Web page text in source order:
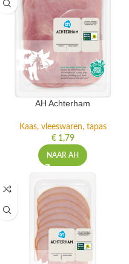
AH Achterham
Kaas, vleeswaren, tapas
€1,79
NAAR AH